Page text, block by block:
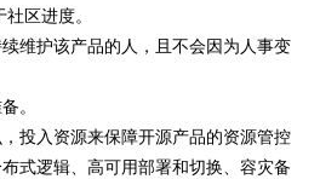
区进度。
维护该产品的人，且不会因为人事变
。
投入资源来保障开源产品的资源管控
式逻辑、高可用部署和切换、容灾备